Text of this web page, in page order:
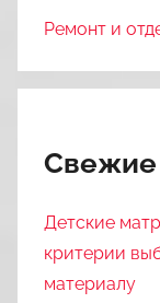
Ремонт и
Свежие
Детские
критерии
материалу